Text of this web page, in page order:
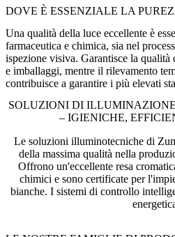
DOVE È ESSENZIALE LA
Una qualità della luce eccellente è
farmaceutica e chimica, sia nel
ispezione visiva. Garantisce la
e imballaggi, mentre il rilevamento
contribuisce a garantire i più elevati
SOLUZIONI DI
– IGIENICHE,
Le soluzioni illuminotecniche di
della massima qualità nella
Offrono un'eccellente resa
chimici e sono certificate per
bianche. I sistemi di controllo